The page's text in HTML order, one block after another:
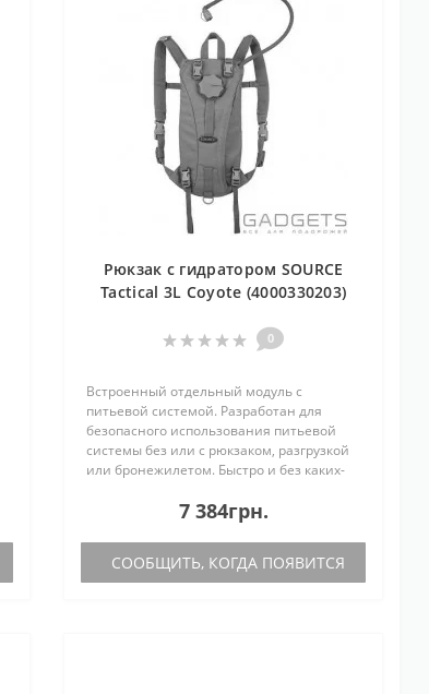
Рюкзак с гидратором SOURCE
Tactical 3L Coyote (4000330203)
0
Встроенный отдельный модуль c
питьевой системой. Разработан для
безопасного использования питьевой
системы без или с рюкзаком, разгрузкой
или бронежилетом. Быстро и без каких-
на систему M.O.L.L.E., транспортируе..
7 384грн.
СООБЩИТЬ, КОГДА ПОЯВИТСЯ